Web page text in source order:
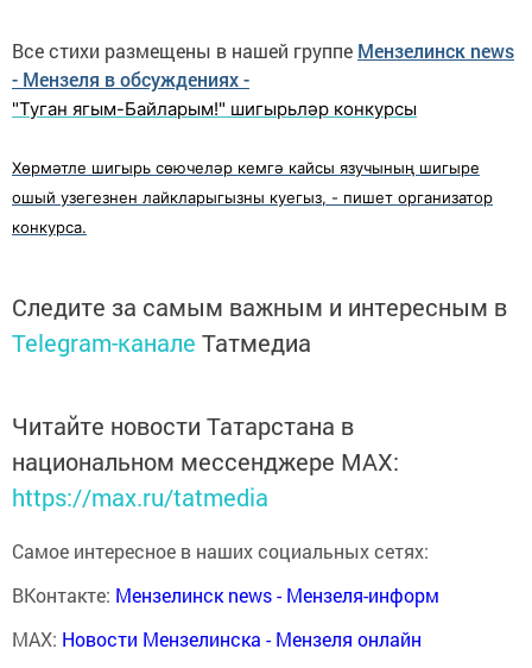
Все стихи размещены в нашей группе Мензелинск news
- Мензеля в обсуждениях -
"Туган ягым-Байларым!" шигырьләр конкурсы
Хөрмәтле шигырь сөючеләр кемгә кайсы язучының шигыре
ошый узегезнен лайкларыгызны куегыз, - пишет организатор
конкурса.
Следите за самым важным и интересным в
Telegram-канале Татмедиа
Читайте новости Татарстана в
национальном мессенджере MАХ:
https://max.ru/tatmedia
Самое интересное в наших социальных сетях:
ВКонтакте: Мензелинск news - Мензеля-информ
MAX: Новости Мензелинска - Мензеля онлайн